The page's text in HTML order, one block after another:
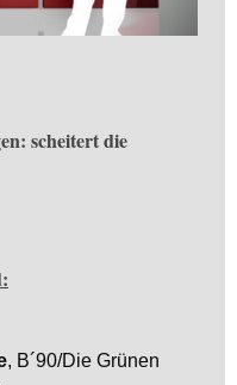
scheitert die
, B´90/Die Grünen